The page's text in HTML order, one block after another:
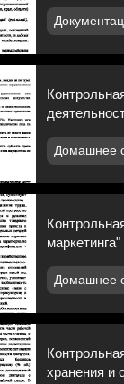
Домашнее
маркетинга"
Домашнее
хранения и